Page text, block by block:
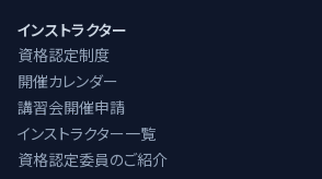
インストラクター
資格認定制度
制度の説明と認定試験の詳細について
開催カレンダー
インストラクター
資格認定制度
開催カレンダー
講習会開催申請
インストラクター一覧
資格認定委員のご紹介